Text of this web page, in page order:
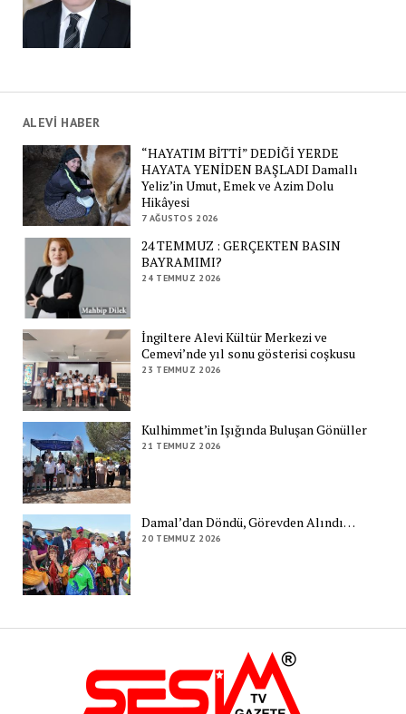
ALEVİ HABER
“HAYATIM BİTTİ” DEDİĞİ YERDE
HAYATA YENİDEN BAŞLADI Damallı
Yeliz’in Umut, Emek ve Azim Dolu
Hikâyesi
7 AĞUSTOS 2026
24 TEMMUZ : GERÇEKTEN BASIN
BAYRAMIMI?
24 TEMMUZ 2026
İngiltere Alevi Kültür Merkezi ve
Cemevi’nde yıl sonu gösterisi coşkusu
23 TEMMUZ 2026
Kulhimmet’in Işığında Buluşan Gönüller
21 TEMMUZ 2026
Damal’dan Döndü, Görevden Alındı…
20 TEMMUZ 2026